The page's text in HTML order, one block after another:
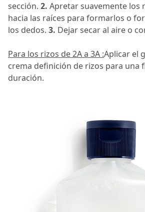
sección. 2. Apretar suavemente los
hacia las raíces para formarlos o
los dedos. 3. Dejar secar al aire o
Para los rizos de 2A a 3A :Aplicar el
crema definición de rizos para una
duración.